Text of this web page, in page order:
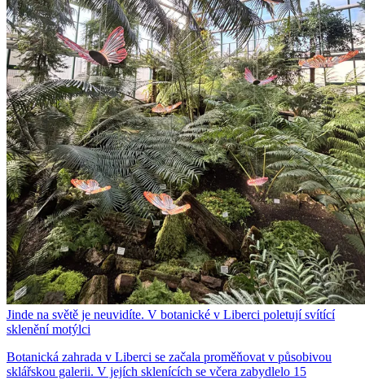
Jinde na světě je neuvidíte. V botanické v Liberci poletují svítící
sklenění motýlci
Botanická zahrada v Liberci se začala proměňovat v působivou
sklářskou galerii. V jejích sklenících se včera zabydlelo 15